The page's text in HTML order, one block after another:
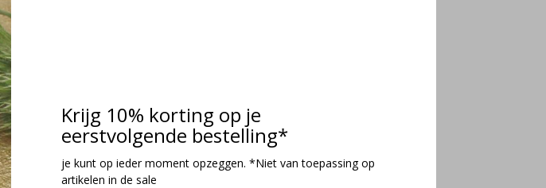
Krijg 10% korting op je
eerstvolgende bestelling*
je kunt op ieder moment opzeggen. *Niet van toepassing op
artikelen in de sale